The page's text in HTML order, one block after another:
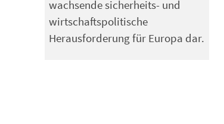
wachsende sicherheits- und
wirtschaftspolitische
Herausforderung für Europa dar.